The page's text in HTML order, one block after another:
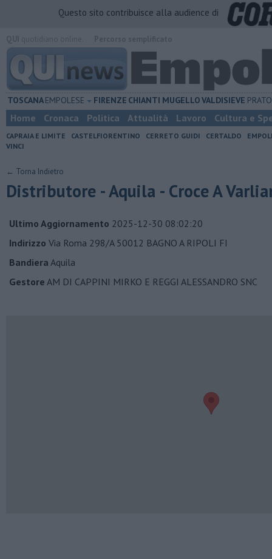
Questo sito contribuisce alla audience di
TOSCANAEMPOLESE FIRENZE CHIANTI MUGELLOVALDISIEVE
Home Cronaca Politica Attualità Lavoro Cultura e
CAPRAIA E LIMITE CASTELFIORENTINO CERRETO GUIDI CERTALDO
VINCI
← Torna Indietro
Distributore - Aquila - Croce A
Ultimo Aggiornamento 2025-12-30 08:02:20
Indirizzo Via Roma 298/A 50012 BAGNO A RIPOLI FI
Bandiera Aquila
Gestore AM DI CAPPINI MIRKO E REGGI ALESSANDRO SNC